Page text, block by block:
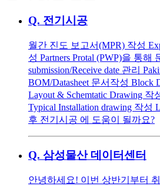
Q. 전기시공
월간 진도 보고서(MPR) 작성
성 Partners Protal (PWP)을 통해
submission/Receive date 관리
BOM/Datasheet 문서작성 Block
Layout & Schemtatic Drawing 작
Typical Installation drawing 작성
후 전기시공 에 도움이 될까요?
Q. 삼성물산 데이터센터
안녕하세요! 이번 상반기부터